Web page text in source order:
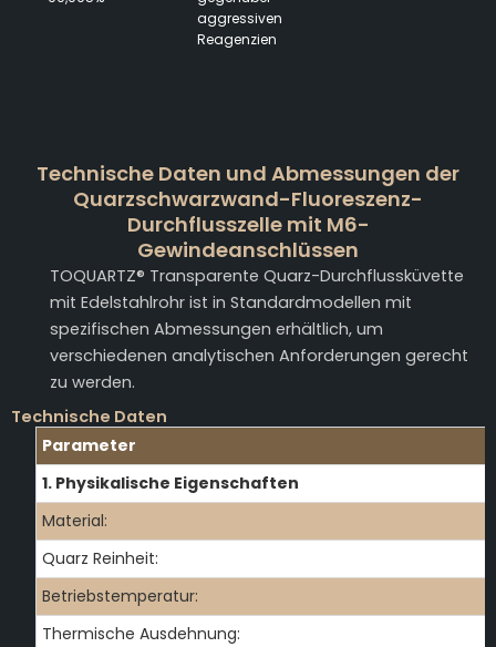
aggressiven
Reagenzien
Technische Daten und Abmessungen der
Quarzschwarzwand-Fluoreszenz-
Durchflusszelle mit M6-
Gewindeanschlüssen
TOQUARTZ® Transparente Quarz-Durchflussküvette
mit Edelstahlrohr ist in Standardmodellen mit
spezifischen Abmessungen erhältlich, um
verschiedenen analytischen Anforderungen gerecht
zu werden.
Technische Daten
Parameter
1. Physikalische Eigenschaften
Material:
Quarz Reinheit:
Betriebstemperatur:
Thermische Ausdehnung: